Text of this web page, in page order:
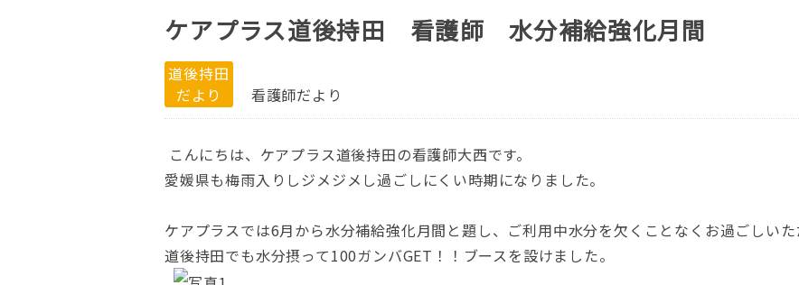
ケアプラス道後持田 看護師 水分補給強化月間
道後持田
だより
看護師だより
こんにちは、ケアプラス道後持田の看護師大西です。
愛媛県も梅雨入りしジメジメし過ごしにくい時期になりました。
ケアプラスでは6月から水分補給強化月間と題し、ご利用中水分を欠くことなくお過ごしいた
道後持田でも水分摂って100ガンバGET！！ブースを設けました。